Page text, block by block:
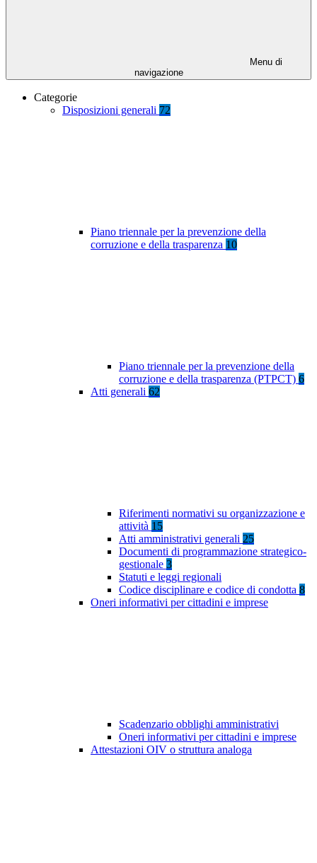
Menu di
navigazione
Categorie
Disposizioni generali 72
Piano triennale per la prevenzione della
corruzione e della trasparenza 10
Piano triennale per la prevenzione della
corruzione e della trasparenza (PTPCT) 6
Atti generali 62
Riferimenti normativi su organizzazione e
attività 15
Atti amministrativi generali 25
Documenti di programmazione strategico-
gestionale 3
Statuti e leggi regionali
Codice disciplinare e codice di condotta 8
Oneri informativi per cittadini e imprese
Scadenzario obblighi amministrativi
Oneri informativi per cittadini e imprese
Attestazioni OIV o struttura analoga